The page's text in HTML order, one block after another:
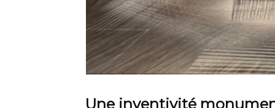
Une inventivité